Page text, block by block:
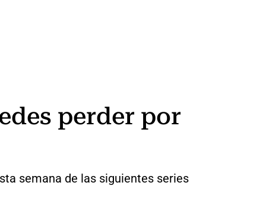
perder por
semana de las siguientes series